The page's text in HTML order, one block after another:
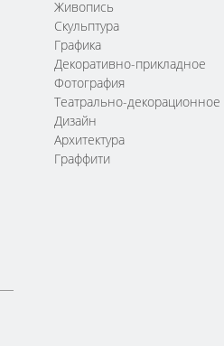
Живопись
Скульптура
Графика
Декоративно-прикладное
Фотография
Театрально-декорационное
Дизайн
Архитектура
Граффити